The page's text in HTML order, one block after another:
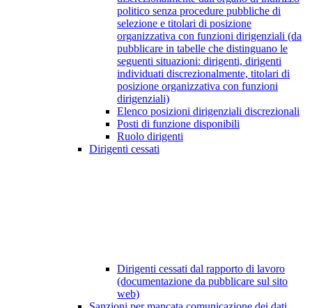
politico senza procedure pubbliche di
selezione e titolari di posizione
organizzativa con funzioni dirigenziali (da
pubblicare in tabelle che distinguano le
seguenti situazioni: dirigenti, dirigenti
individuati discrezionalmente, titolari di
posizione organizzativa con funzioni
dirigenziali)
Elenco posizioni dirigenziali discrezionali
Posti di funzione disponibili
Ruolo dirigenti
Dirigenti cessati
Dirigenti cessati dal rapporto di lavoro
(documentazione da pubblicare sul sito
web)